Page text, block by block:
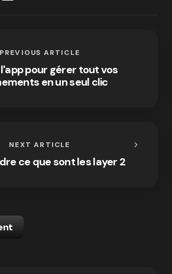
PREVIOUS ARTICLE
l'app pour gérer tout vos
en un seul clic
NEXT ARTICLE
ce que sont les layer 2